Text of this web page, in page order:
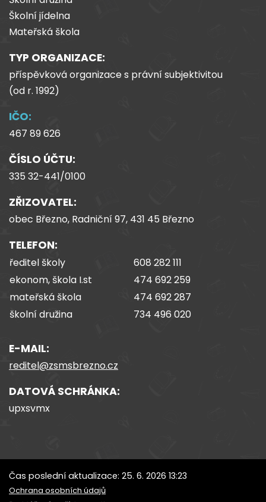
Školní jídelna
Mateřská škola
TYP ORGANIZACE:
příspěvková organizace s právní subjektivitou
(od r. 1992)
IČO:
467 89 626
ČÍSLO ÚČTU:
335 32-441/0100
ZŘIZOVATEL:
obec Březno, Radniční 97, 431 45 Březno
TELEFON:
ředitel školy
608 282 111
ekonom, škola I.st
474 692 259
mateřská škola
474 692 287
školní družina
734 496 020
E-MAIL:
reditel@zsmsbrezno.cz
DATOVÁ SCHRÁNKA:
upxsvmx
Čas poslední aktualizace: 25. 6. 2026 13:23
Ochrana osobních údajů